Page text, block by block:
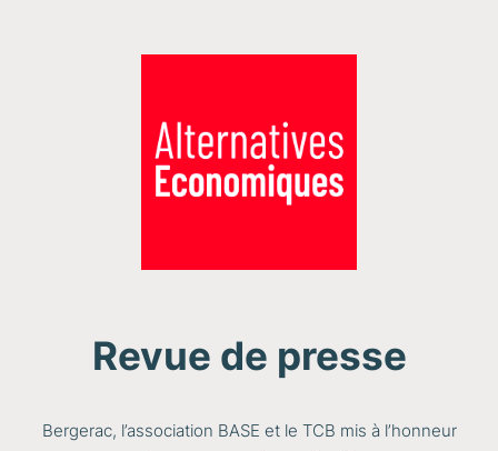
Revue de presse
Bergerac, l’association BASE et le TCB mis à l’honneur